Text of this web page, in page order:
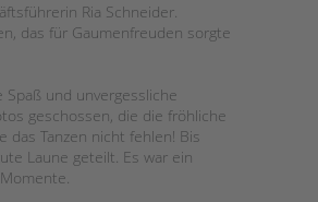
Ria Schneider.
das für Gaumenfreuden sorgte
und unvergessliche
geschossen, die die fröhliche
Tanzen nicht fehlen! Bis
Laune geteilt. Es war ein